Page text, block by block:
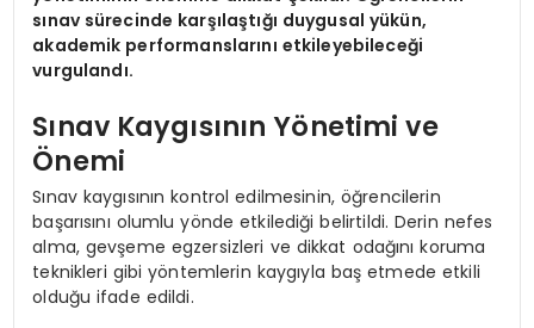
sınav sürecinde karşılaştığı duygusal yükün,
akademik performanslarını etkileyebileceği
vurgulandı.
Sınav Kaygısının Yönetimi ve
Önemi
Sınav kaygısının kontrol edilmesinin, öğrencilerin
başarısını olumlu yönde etkilediği belirtildi. Derin nefes
alma, gevşeme egzersizleri ve dikkat odağını koruma
teknikleri gibi yöntemlerin kaygıyla baş etmede etkili
olduğu ifade edildi.